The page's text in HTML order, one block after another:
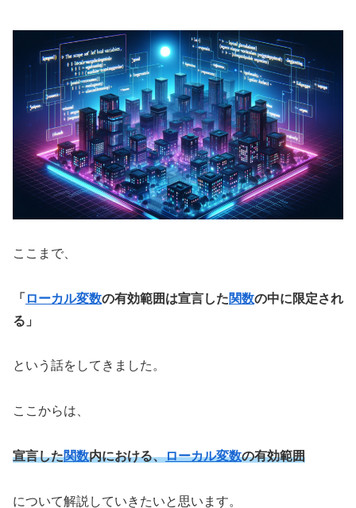
ここまで、
「 ローカル変数の有効範囲は宣言した関数の中に限定され
る」
という話をしてきました。
ここからは、
宣言した関数内における、ローカル変数の有効範囲
について解説していきたいと思います。